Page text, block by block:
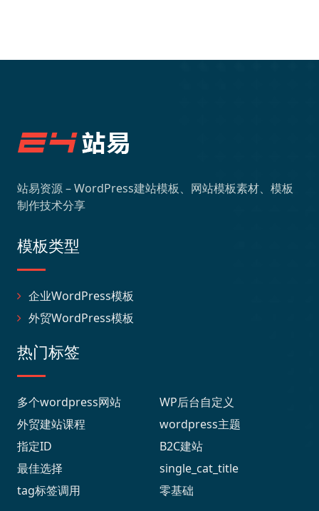
站易资源 – WordPress建站模板、网站模板素材、模板
制作技术分享
模板类型
企业WordPress模板
外贸WordPress模板
热门标签
多个wordpress网站
WP后台自定义
外贸建站课程
wordpress主题
指定ID
B2C建站
最佳选择
single_cat_title
tag标签调用
零基础